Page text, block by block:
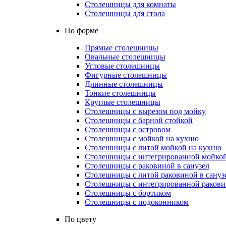
Столешницы для комнаты
Столешницы для стола
По форме
Прямые столешницы
Овальные столешницы
Угловые столешницы
Фигурные столешницы
Длинные столешницы
Тонкие столешницы
Круглые столешницы
Столешницы с вырезом под мойку
Столешницы с барной стойкой
Столешницы с островом
Столешницы с мойкой на кухню
Столешницы с литой мойкой на кухню
Столешницы с интегрированной
Столешницы с раковиной в санузел
Столешницы с литой раковиной в
Столешницы с интегрированной
Столешницы с бортиком
Столешницы с подоконником
По цвету